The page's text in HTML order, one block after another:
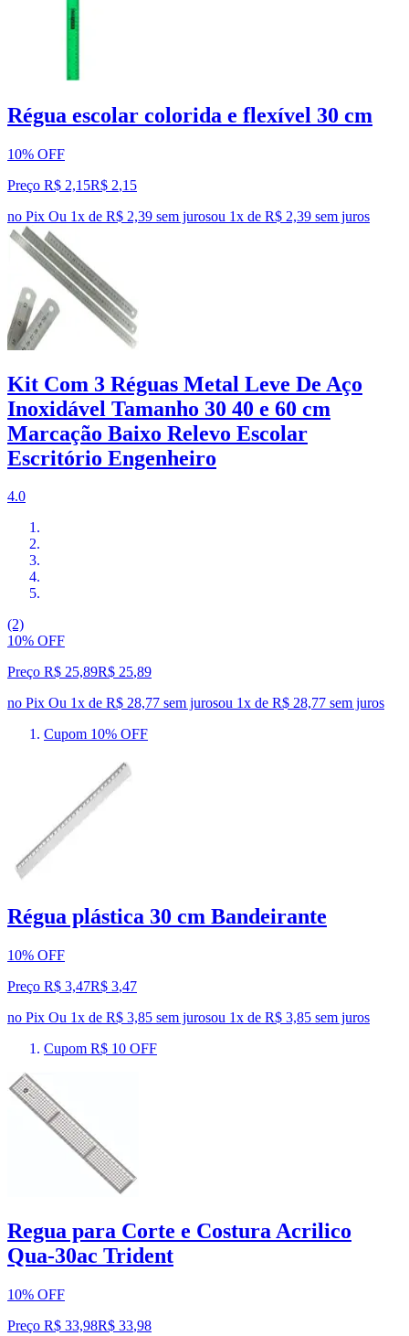
Régua escolar colorida e flexível 30 cm
10% OFF
Preço R$ 2,15R$ 2,15
no Pix Ou 1x de R$ 2,39 sem jurosou 1x de R$ 2,39 sem juros
Kit Com 3 Réguas Metal Leve De Aço
Inoxidável Tamanho 30 40 e 60 cm
Marcação Baixo Relevo Escolar
Escritório Engenheiro
4.0
(2)
10% OFF
Preço R$ 25,89R$ 25,89
no Pix Ou 1x de R$ 28,77 sem jurosou 1x de R$ 28,77 sem juros
Cupom 10% OFF
Régua plástica 30 cm Bandeirante
10% OFF
Preço R$ 3,47R$ 3,47
no Pix Ou 1x de R$ 3,85 sem jurosou 1x de R$ 3,85 sem juros
Cupom R$ 10 OFF
Regua para Corte e Costura Acrilico
Qua-30ac Trident
10% OFF
Preço R$ 33,98R$ 33,98